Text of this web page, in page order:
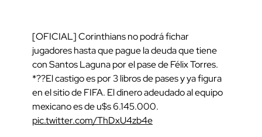
[OFICIAL] Corinthians no podrá fichar
jugadores hasta que pague la deuda que tiene
con Santos Laguna por el pase de Félix Torres.
*??El castigo es por 3 libros de pases y ya figura
en el sitio de FIFA. El dinero adeudado al equipo
mexicano es de u$s 6.145.000.
pic.twitter.com/ThDxU4zb4e